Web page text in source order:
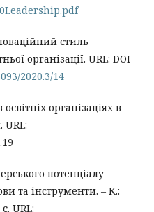
стиль
організації. URL: DOI
2020.3/14
організаціях в
URL:
потенціалу
та інструменти. – К.:
URL: